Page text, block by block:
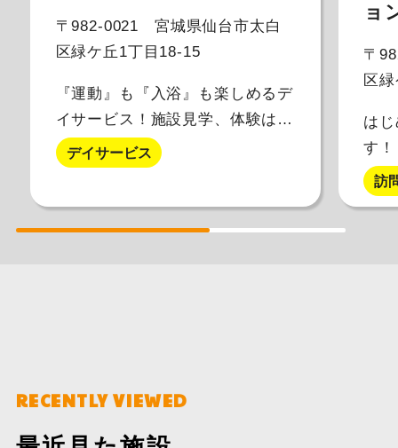
〒982-0021 宮城県仙台市太白
区緑ケ丘1丁目18-15
『運動』も『入浴』も楽しめるデ
イサービス！施設見学、体験はお
電話より承っております☆
デイサービス
ョ
〒
区
は
す！
訪
RECENTLY VIEWED